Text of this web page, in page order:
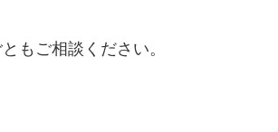
もご相談ください。